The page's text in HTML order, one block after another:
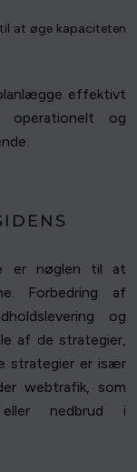
at øge kapaciteten
effektivt
og
er nøglen til at
Forbedring af
og
af de strategier,
strategier er især
webtrafik, som
nedbrud i